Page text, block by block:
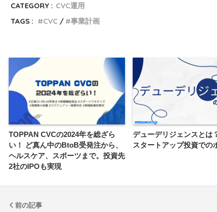
CATEGORY : CVC運用
TAGS :
CVC 事業計画
TOPPAN CVCの2024年を総ざら
い！ ど真ん中のBtoB受発注から、
ヘルスケア、スポーツまで。投資先
2社のIPOも実現
デューデリジェンスとは
スタートアップ投資での
前の記事